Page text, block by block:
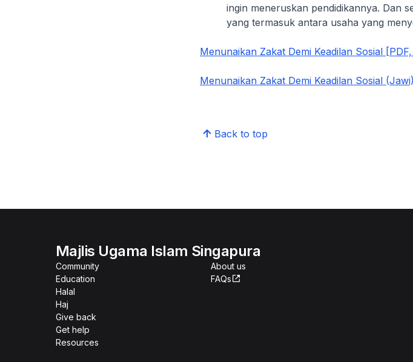
ingin meneruskan pendidikannya. Dan
yang termasuk antara usaha yang
Menunaikan Zakat Demi Keadilan Sosial
Menunaikan Zakat Demi Keadilan Sosial
Back to top
Majlis Ugama Islam Singapura
Community
Education
Halal
Haj
Give back
Get help
Resources
About us
FAQs